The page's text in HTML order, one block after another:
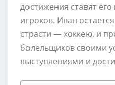
достижения ставят
игроков. Иван
страсти — хоккею, и
болельщиков своими
выступлениями и